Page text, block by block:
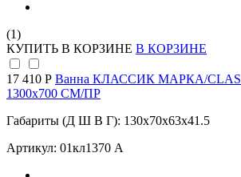
(1)
КУПИТЬ В КОРЗИНЕ В КОРЗИНЕ
17 410 Р Ванна КЛАССИК МАРКА/
1300х700 СМ/ПР
Габариты (Д Ш В Г): 130x70x63x41.5
Артикул: 01кл1370 А